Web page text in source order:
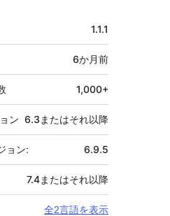
1.1.1
6か月前
1,000+
ン 6.3またはそれ以降
ョン: 6.9.5
7.4またはそれ以降
全2言語を表示